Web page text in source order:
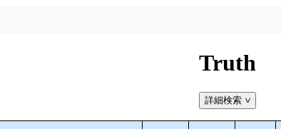
Truth
詳細検索 >